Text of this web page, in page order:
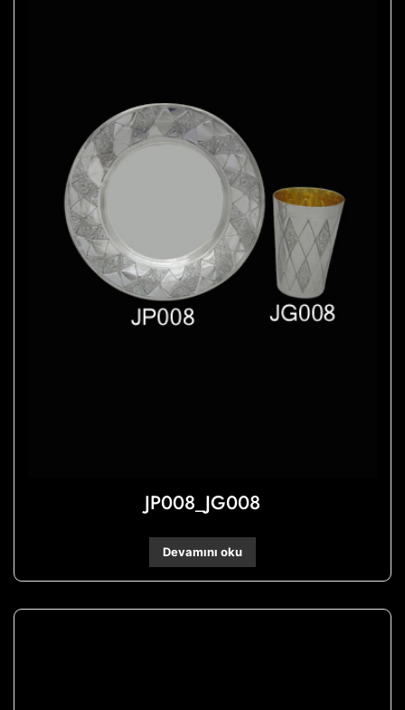
JP008_JG008
Devamını oku